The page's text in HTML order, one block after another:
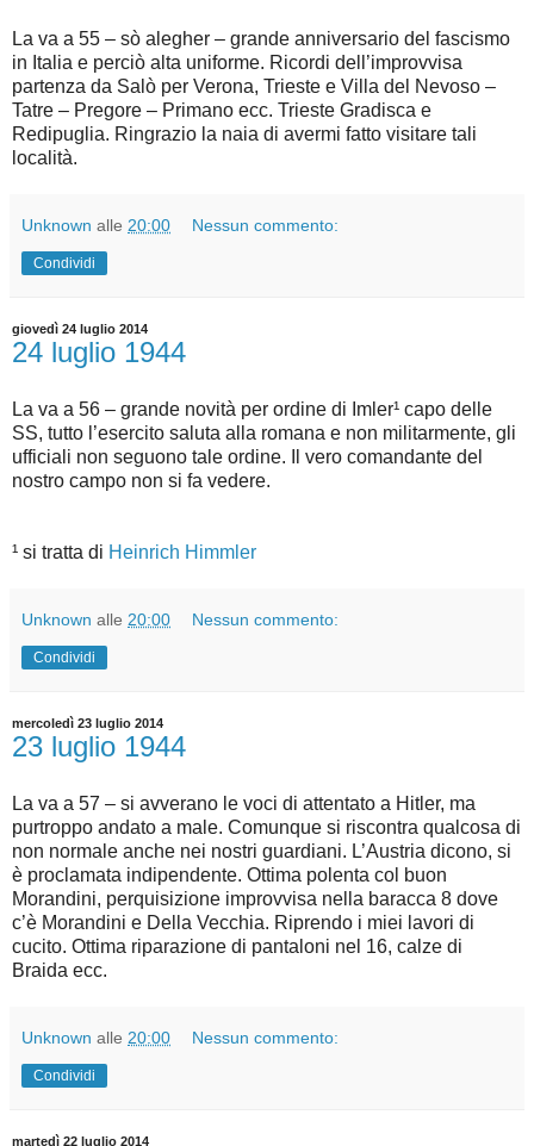
La va a 55 – sò alegher – grande anniversario del fascismo
in Italia e perciò alta uniforme. Ricordi dell’improvvisa
partenza da Salò per Verona, Trieste e Villa del Nevoso –
Tatre – Pregore – Primano ecc. Trieste Gradisca e
Redipuglia. Ringrazio la naia di avermi fatto visitare tali
località.
Unknown alle 20:00 Nessun commento:
Condividi
giovedì 24 luglio 2014
24 luglio 1944
La va a 56 – grande novità per ordine di Imler¹ capo delle
SS, tutto l’esercito saluta alla romana e non militarmente, gli
ufficiali non seguono tale ordine. Il vero comandante del
nostro campo non si fa vedere.
¹ si tratta di Heinrich Himmler
Unknown alle 20:00 Nessun commento:
Condividi
mercoledì 23 luglio 2014
23 luglio 1944
La va a 57 – si avverano le voci di attentato a Hitler, ma
purtroppo andato a male. Comunque si riscontra qualcosa di
non normale anche nei nostri guardiani. L’Austria dicono, si
è proclamata indipendente. Ottima polenta col buon
Morandini, perquisizione improvvisa nella baracca 8 dove
c’è Morandini e Della Vecchia. Riprendo i miei lavori di
cucito. Ottima riparazione di pantaloni nel 16, calze di
Braida ecc.
Unknown alle 20:00 Nessun commento:
Condividi
martedì 22 luglio 2014